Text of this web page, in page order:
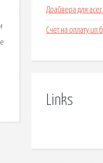
Драйвера для
Счет на оплату ип
Links